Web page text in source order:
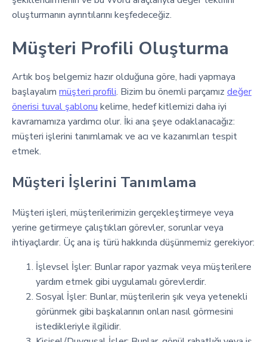
oluşturmanın ayrıntılarını keşfedeceğiz.
Müşteri Profili Oluşturma
Artık boş belgemiz hazır olduğuna göre, hadi yapmaya
başlayalım müşteri profili. Bizim bu önemli parçamız değer
önerisi tuval şablonu kelime, hedef kitlemizi daha iyi
kavramamıza yardımcı olur. İki ana şeye odaklanacağız:
müşteri işlerini tanımlamak ve acı ve kazanımları tespit
etmek.
Müşteri İşlerini Tanımlama
Müşteri işleri, müşterilerimizin gerçekleştirmeye veya
yerine getirmeye çalıştıkları görevler, sorunlar veya
ihtiyaçlardır. Üç ana iş türü hakkında düşünmemiz gerekiyor:
İşlevsel İşler: Bunlar rapor yazmak veya müşterilere
yardım etmek gibi uygulamalı görevlerdir.
Sosyal İşler: Bunlar, müşterilerin şık veya yetenekli
görünmek gibi başkalarının onları nasıl görmesini
istedikleriyle ilgilidir.